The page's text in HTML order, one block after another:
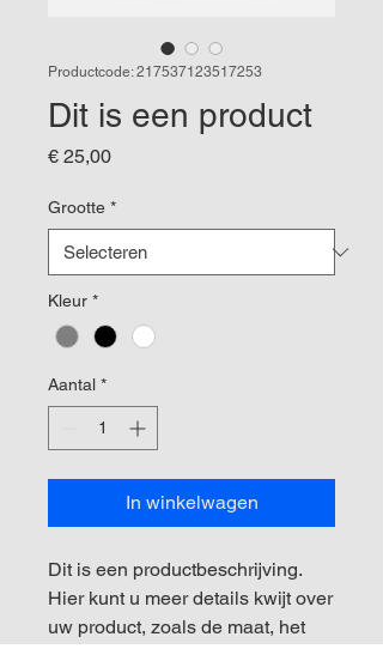
Productcode: 217537123517253
Dit is een product
€ 25,00Prijs
Grootte *
Kleur *
Aantal *
In winkelwagen
Dit is een productbeschrijving.
Hier kunt u meer details kwijt over
uw product, zoals de maat, het